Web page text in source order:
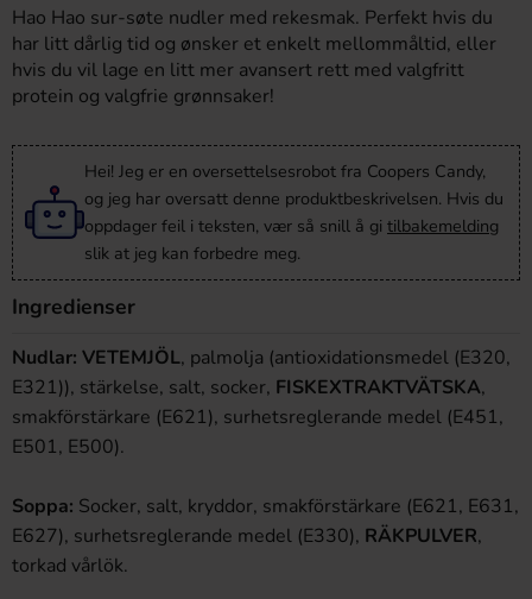
Hao Hao sur-søte nudler med rekesmak. Perfekt hvis du
har litt dårlig tid og ønsker et enkelt mellommåltid, eller
hvis du vil lage en litt mer avansert rett med valgfritt
protein og valgfrie grønnsaker!
Hei! Jeg er en oversettelsesrobot fra Coopers Candy,
og jeg har oversatt denne produktbeskrivelsen. Hvis du
oppdager feil i teksten, vær så snill å gi tilbakemelding
slik at jeg kan forbedre meg.
Ingredienser
Nudlar: VETEMJÖL, palmolja (antioxidationsmedel (E320,
E321)), stärkelse, salt, socker, FISKEXTRAKTVÄTSKA,
smakförstärkare (E621), surhetsreglerande medel (E451,
E501, E500).
Soppa: Socker, salt, kryddor, smakförstärkare (E621, E631,
E627), surhetsreglerande medel (E330), RÄKPULVER,
torkad vårlök.